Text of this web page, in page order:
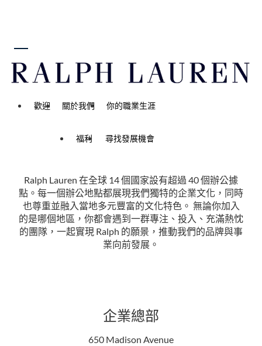
歡迎 關於我們 你的職業生涯
福利 尋找發展機會
Your career starts here
Ralph Lauren 在全球 14 個國家設有超過 40 個辦公據
點。每一個辦公地點都展現我們獨特的企業文化，同時
也尊重並融入當地多元豐富的文化特色。 無論你加入
的是哪個地區，你都會遇到一群專注、投入、充滿熱忱
的團隊，一起實現 Ralph 的願景，推動我們的品牌與事
業向前發展。
企業總部
650 Madison Avenue